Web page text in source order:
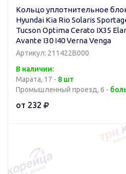
Кольцо уплотнительное
Hyundai Kia Rio Solaris
Tucson Optima Cerato IX35
Avante I30 I40 Verna Venga
Артикул: 211422B000
В наличии:
Марата, 17 - 8 шт
Промышленный проезд, 6 -
от 232